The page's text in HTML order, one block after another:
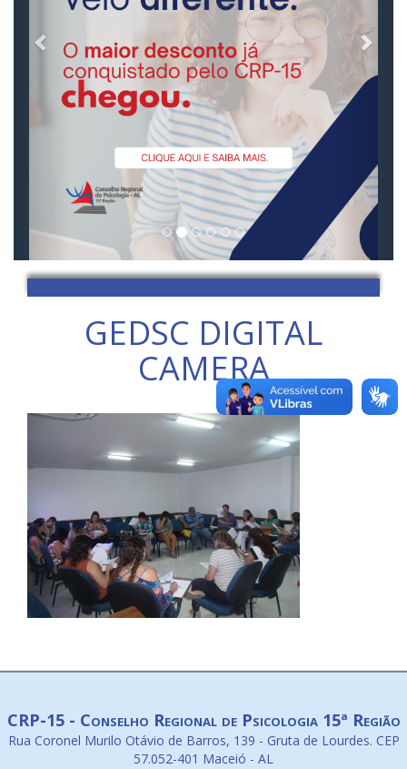
GEDSC DIGITAL
CAMERA
CRP-15 - Conselho Regional de Psicologia 15ª Região
Rua Coronel Murilo Otávio de Barros, 139 - Gruta de Lourdes. CEP
57.052-401 Maceió - AL